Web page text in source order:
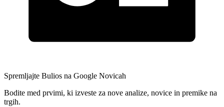
Spremljajte Bulios na Google Novicah
Bodite med prvimi, ki izveste za nove analize, novice in premike na
trgih.